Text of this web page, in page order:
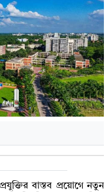
বাস্তব প্রয়োগে নতুন